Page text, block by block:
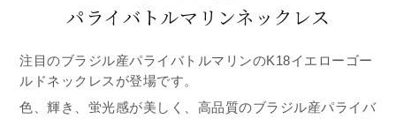
パライバトルマリンネックレス
注目のブラジル産パライバトルマリンのK18イエローゴー
ルドネックレスが登場です。
色、輝き、蛍光感が美しく、高品質のブラジル産パライバ